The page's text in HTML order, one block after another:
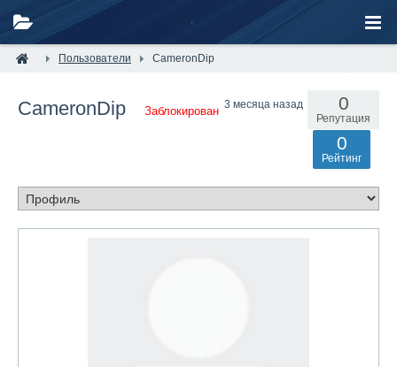
Пользователи CameronDip
CameronDip Заблокирован
3 месяца назад 0
Репутация
0
Рейтинг